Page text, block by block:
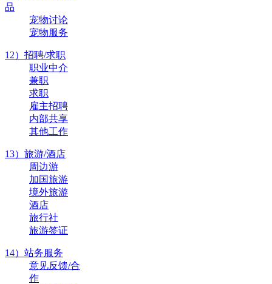
品
宠物讨论
宠物服务
12）招聘/求职
职业中介
兼职
求职
雇主招聘
内部共享
其他工作
13）旅游/酒店
周边游
加国旅游
境外旅游
酒店
旅行社
旅游签证
14）站务服务
意见反馈/合
作